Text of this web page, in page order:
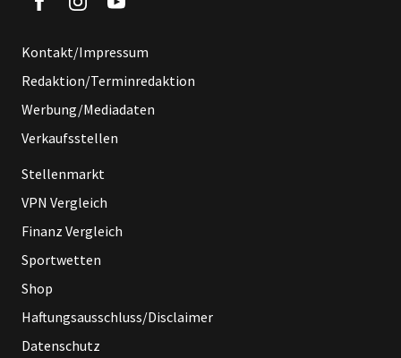
Kontakt/Impressum
Redaktion/Terminredaktion
Werbung/Mediadaten
Verkaufsstellen
Stellenmarkt
VPN Vergleich
Finanz Vergleich
Sportwetten
Shop
Haftungsausschluss/Disclaimer
Datenschutz